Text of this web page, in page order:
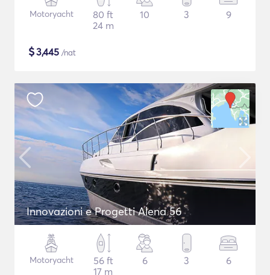
Motoryacht
80 ft
24 m
10 3 9
$3,445 /nat
Innovazioni e Progetti Alena 56
Motoryacht
56 ft
17 m
6 3 6